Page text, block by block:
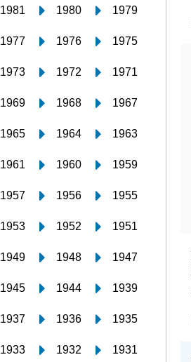
1981 1980 1979
1977 1976 1975
1973 1972 1971
1969 1968 1967
1965 1964 1963
1961 1960 1959
1957 1956 1955
1953 1952 1951
1949 1948 1947
1945 1944 1939
1937 1936 1935
1933 1932 1931